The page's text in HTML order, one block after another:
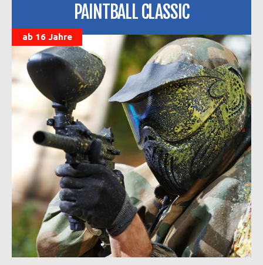
PAINTBALL CLASSIC
ab 16 Jahre